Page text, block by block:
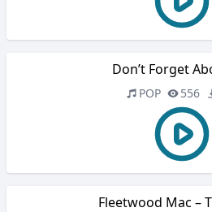
Don’t Forget
POP 556
Fleetwood Mac –